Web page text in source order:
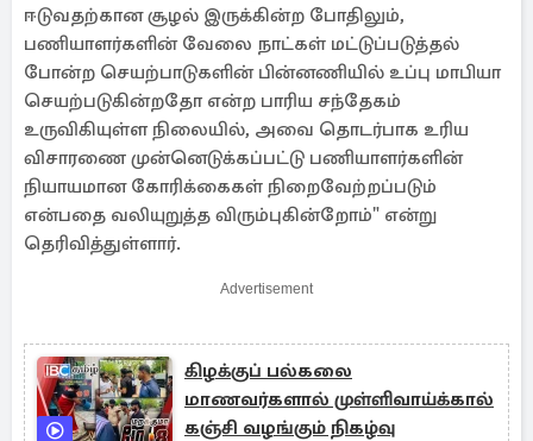
ஈடுவதற்கான சூழல் இருக்கின்ற போதிலும்,
பணியாளர்களின் வேலை நாட்கள் மட்டுப்படுத்தல்
போன்ற செயற்பாடுகளின் பின்னணியில் உப்பு மாபியா
செயற்படுகின்றதோ என்ற பாரிய சந்தேகம்
உருவிகியுள்ள நிலையில், அவை தொடர்பாக உரிய
விசாரணை முன்னெடுக்கப்பட்டு பணியாளர்களின்
நியாயமான கோரிக்கைகள் நிறைவேற்றப்படும்
என்பதை வலியுறுத்த விரும்புகின்றோம்" என்று
தெரிவித்துள்ளார்.
Advertisement
கிழக்குப் பல்கலை
மாணவர்களால் முள்ளிவாய்க்கால்
கஞ்சி வழங்கும் நிகழ்வு